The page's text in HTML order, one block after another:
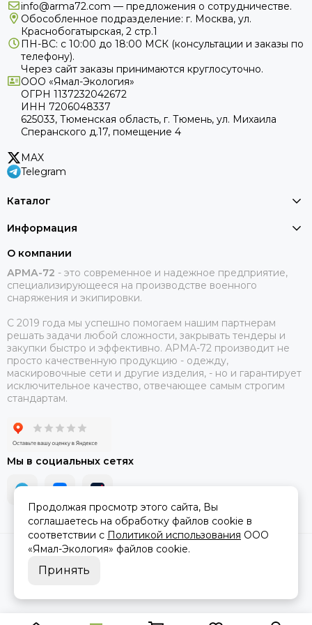
Подробнее о технологии
Газпром Ямал интернет – это идеальное решение для
подключения интернета в любой местности, территории.
Комплект Газпром интернет включает в себя спутниковую
тарелку, конвертор, спутниковый модем, кабель,
аксессуары. Установка терминала очень простая,
доступна и непрофессионалам.
Технология спутникового интернета Газпром построена
info@arma72.com — предложения о сотрудничестве.
Обособленное подразделение: г. Москва, ул.
Краснобогатырская, 2 стр.1
ПН-ВС: с 10:00 до 18:00 МСК (консультации и заказы по
телефону).
Через сайт заказы принимаются круглосуточно.
ООО «Ямал-Экология»
ОГРН 1137232042672
ИНН 7206048337
625033, Тюменская область, г. Тюмень, ул. Михаила
Сперанского д.17, помещение 4
MAX
Telegram
Каталог
Информация
О компании
АРМА-72 - это современное и надежное предприятие,
специализирующееся на производстве военного
снаряжения и экипировки.
С 2019 года мы успешно помогаем нашим партнерам
решать задачи любой сложности, закрывать тендеры и
закупки быстро и эффективно. АРМА-72 производит не
просто качественную продукцию - одежду,
маскировочные сети и другие изделия, - но и гарантирует
исключительное качество, отвечающее самым строгим
стандартам.
Мы в социальных сетях
2026 © АРМА-72 - военное снаряжение и экипировка оптом и в
Продолжая просмотр этого сайта, Вы
соглашаетесь на обработку файлов cookie в
соответствии с Политикой использования ООО
«Ямал-Экология» файлов cookie.
Принять